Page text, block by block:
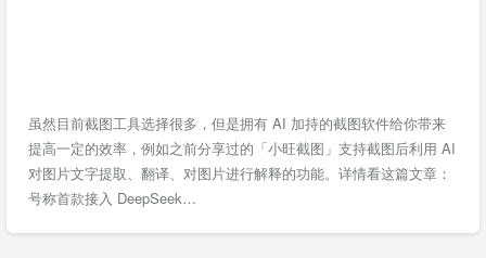
虽然目前截图工具选择很多，但是拥有 AI 加持的截图软件给你带来
提高一定的效率，例如之前分享过的「小旺截图」支持截图后利用 AI
对图片文字提取、翻译、对图片进行解释的功能。详情看这篇文章：
号称首款接入 DeepSeek…